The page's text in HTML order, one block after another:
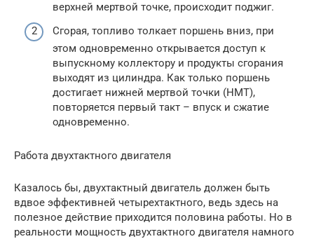
верхней мертвой точке, происходит поджиг.
Сгорая, топливо толкает поршень вниз, при
этом одновременно открывается доступ к
выпускному коллектору и продукты сгорания
выходят из цилиндра. Как только поршень
достигает нижней мертвой точки (НМТ),
повторяется первый такт – впуск и сжатие
одновременно.
Работа двухтактного двигателя
Казалось бы, двухтактный двигатель должен быть
вдвое эффективней четырехтактного, ведь здесь на
полезное действие приходится половина работы. Но в
реальности мощность двухтактного двигателя намного